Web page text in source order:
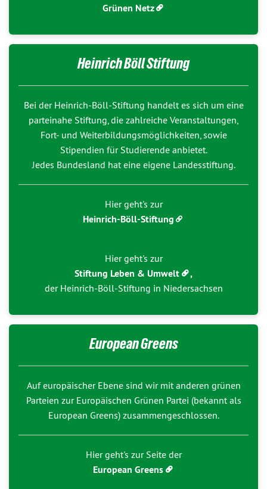
Grünen Netz
Heinrich Böll Stiftung
Bei der Heinrich-Böll-Stiftung handelt es sich um eine
parteinahe Stiftung, die zahlreiche Veranstaltungen,
Fort- und Weiterbildungsmöglichkeiten, sowie
Stipendien für Studierende anbietet.
Jedes Bundesland hat eine eigene Landesstiftung.
Hier geht's zur
Heinrich-Böll-Stiftung
Hier geht's zur
Stiftung Leben & Umwelt ,
der Heinrich-Böll-Stiftung in Niedersachsen
European Greens
Auf europäischer Ebene sind wir mit anderen grünen
Parteien zur Europäischen Grünen Partei (bekannt als
European Greens) zusammengeschlossen.
Hier geht's zur Seite der
European Greens